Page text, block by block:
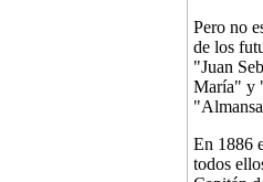
Pero no
de los
"Juan
María" y
En 1886
todos